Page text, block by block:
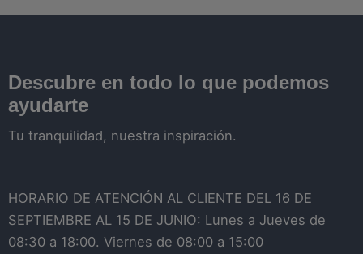
Descubre en todo lo que podemos
ayudarte
Tu tranquilidad, nuestra inspiración.
HORARIO DE ATENCIÓN AL CLIENTE DEL 16 DE
SEPTIEMBRE AL 15 DE JUNIO: Lunes a Jueves de
08:30 a 18:00. Viernes de 08:00 a 15:00